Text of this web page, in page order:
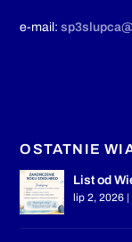
e-mail:
OSTATNIE
List od
lip 2, 2026 |